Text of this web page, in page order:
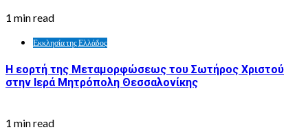
1 min read
Εκκλησία της Ελλάδος
Η εορτή της Μεταμορφώσεως του Σωτήρος Χριστού
στην Ιερά Μητρόπολη Θεσσαλονίκης
1 min read